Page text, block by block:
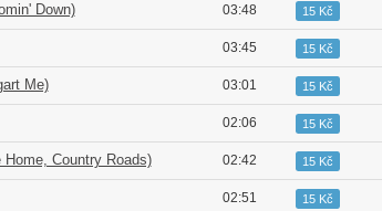
Down) 03:48 15 Kč
03:45 15 Kč
Me) 03:01 15 Kč
02:06 15 Kč
Country Roads) 02:42 15 Kč
02:51 15 Kč